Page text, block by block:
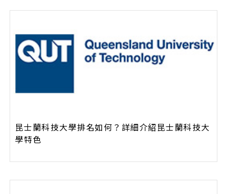
昆士蘭科技大學排名如何？詳細介紹昆士蘭科技大
學特色